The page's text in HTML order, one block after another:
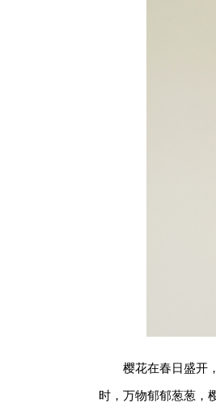
樱花在春日盛开
时，万物郁郁葱葱，